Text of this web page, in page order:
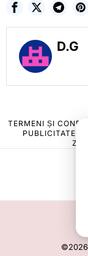
D.G
TERMENI ȘI
PUBLICITATE
©2026